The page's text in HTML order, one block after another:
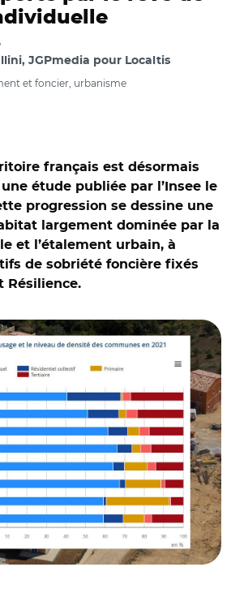
JGPmedia pour Localtis
et foncier, urbanisme
français est désormais
étude publiée par l’Insee le
progression se dessine une
largement dominée par la
et l’étalement urbain, à
de sobriété foncière fixés
Résilience.